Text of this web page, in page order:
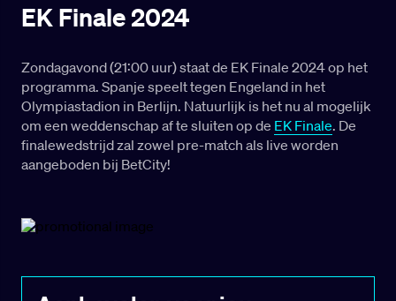
EK Finale 2024
Zondagavond (21:00 uur) staat de EK Finale 2024 op het
programma. Spanje speelt tegen Engeland in het
Olympiastadion in Berlijn. Natuurlijk is het nu al mogelijk
om een weddenschap af te sluiten op de EK Finale. De
finalewedstrijd zal zowel pre-match als live worden
aangeboden bij BetCity!